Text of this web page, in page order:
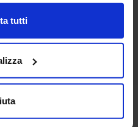
tutti